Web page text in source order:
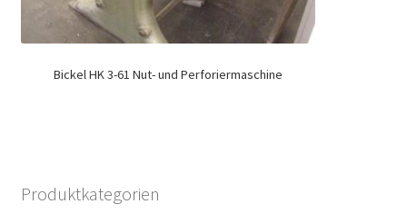
Bickel HK 3-61 Nut- und Perforiermaschine
Produktkategorien